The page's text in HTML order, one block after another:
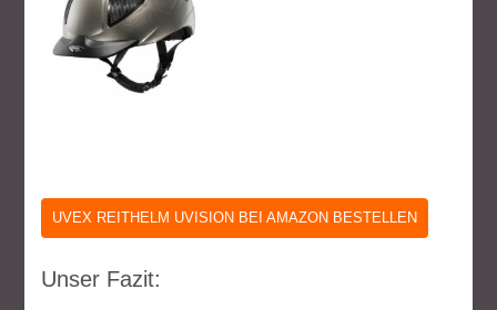
UVEX REITHELM UVISION BEI AMAZON BESTELLEN
Unser Fazit: